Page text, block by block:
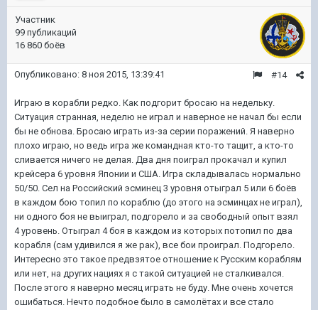
Участник
99 публикаций
16 860 боёв
#14
Опубликовано: 8 ноя 2015, 13:39:41
Играю в корабли редко. Как подгорит бросаю на недельку.
Ситуация странная, неделю не играл и наверное не начал бы если
бы не обнова. Бросаю играть из-за серии поражений. Я наверно
плохо играю, но ведь игра же командная кто-то тащит, а кто-то
сливается ничего не делая. Два дня поиграл прокачал и купил
крейсера 6 уровня Японии и США. Игра складывалась нормально
50/50. Сел на Российский эсминец 3 уровня отыграл 5 или 6 боёв
в каждом бою топил по кораблю (до этого на эсминцах не играл),
ни одного боя не выиграл, подгорело и за свободный опыт взял
4 уровень. Отыграл 4 боя в каждом из которых потопил по два
корабля (сам удивился я же рак), все бои проиграл. Подгорело.
Интересно это такое предвзятое отношение к Русским кораблям
или нет, на других нациях я с такой ситуацией не сталкивался.
После этого я наверно месяц играть не буду. Мне очень хочется
ошибаться. Нечто подобное было в самолётах и все стало